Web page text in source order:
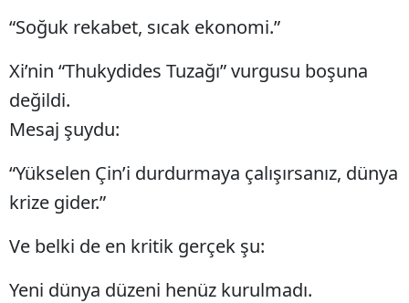
Iğdır
Osmaniye
“Soğuk rekabet, sıcak ekonomi.”
Xi’nin “Thukydides Tuzağı” vurgusu boşuna
değildi.
Mesaj şuydu:
“Yükselen Çin’i durdurmaya çalışırsanız, dünya
krize gider.”
Ve belki de en kritik gerçek şu:
Yeni dünya düzeni henüz kurulmadı.